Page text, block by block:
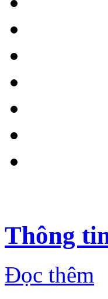
Thông
Đọc thêm